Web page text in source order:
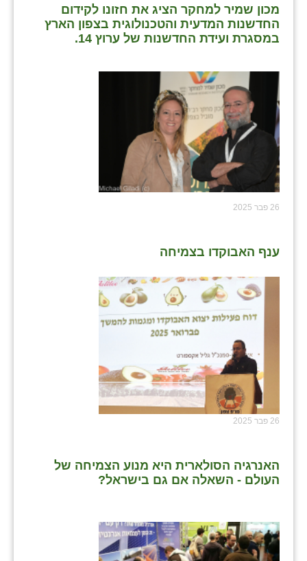
מכון שמיר למחקר הציג את חזונו לקידום
החדשנות המדעית והטכנולוגית בצפון הארץ
במסגרת ועידת החדשנות של ערוץ 14.
26 פבר 2025
ענף האבוקדו בצמיחה
26 פבר 2025
האנרגיה הסולארית היא מנוע הצמיחה של
העולם - השאלה אם גם בישראל?